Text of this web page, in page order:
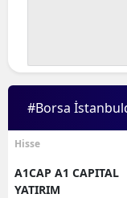
#Borsa
Hisse
A1CAP A1 CAPITAL
YATIRIM